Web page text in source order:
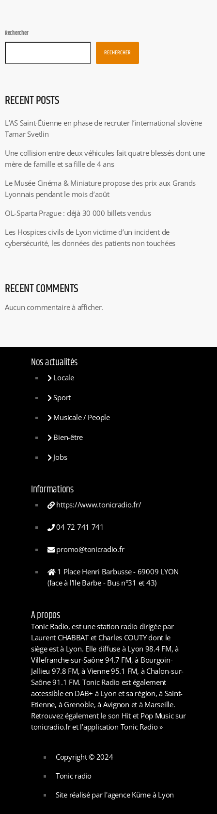
Rechercher
RECHERCHER
RECENT POSTS
L’AS Saint-Étienne en phase de recruter l’international slovène
Tamar Svetlin
Une collision entre deux véhicules fait quatre blessés dont une
mère de famille et sa fille de 4 ans
Le Musée Cinéma & Miniature propose des prix aux Grands
Lyonnais pendant le mois d’août
OL-Sparta Prague : déjà 30 000 billets vendus
Les Hospices civils de Lyon victime d’un incident de
cybersécurité, les données des patients non touchées
RECENT COMMENTS
Aucun commentaire à afficher.
Nos actualités
Locale
Sport
Musicale / People
Bien-être
Jobs
Informations
https://www.tonicradio.fr/
04 72 741 741
promo@tonicradio.fr
1 Place Henri Barbusse - 69009 LYON
(face à l'Ile Barbe - Bus n°31 et 43)
A propos
Tonic Radio, est une station radio dirigée par
Laurent CHABBAT et Charles COUTY dont le
siège est à Lyon. Elle diffuse à Lyon 98.4 FM, à
Villefranche-sur-Saône 94.7 FM, à Bourgoin-
Jallieu 97.8 FM, à Vienne 95.1 FM, à Chalon-sur-
Saône 91.1 FM. Tonic Radio est également
accessible en DAB+ à Lyon et sa région, à Saint-
Etienne, à Grenoble, à Avignon et à Marseille.
Retrouvez également le son Hit et Pop Music sur
tonicradio.fr et l’application Tonic Radio »
Copyright © 2024
Tonic radio
Site réalisé par l'agence Küme à Lyon